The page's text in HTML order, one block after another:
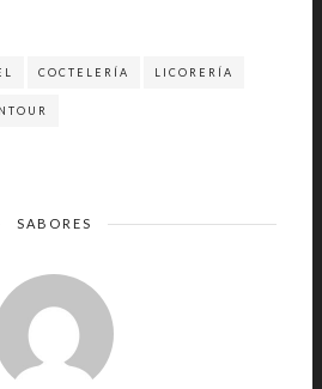
COCTELERÍA LICORERÍA
SABORES